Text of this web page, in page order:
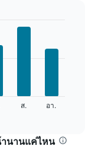
ส. อา.
านานแค่ไหน